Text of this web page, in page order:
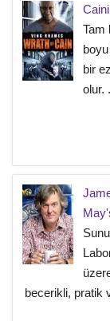
Tam
bir
olur.
becerikli, pratik